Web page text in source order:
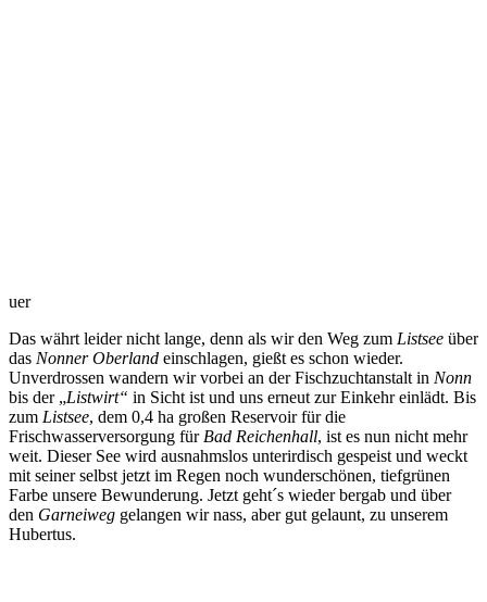
Das währt leider nicht lange, denn als wir den Weg zum Listsee über
das Nonner Oberland einschlagen, gießt es schon wieder.
Unverdrossen wandern wir vorbei an der Fischzuchtanstalt in Nonn
bis der „Listwirt“ in Sicht ist und uns erneut zur Einkehr einlädt. Bis
zum Listsee, dem 0,4 ha großen Reservoir für die
Frischwasserversorgung für Bad Reichenhall, ist es nun nicht mehr
weit. Dieser See wird ausnahmslos unterirdisch gespeist und weckt
mit seiner selbst jetzt im Regen noch wunderschönen, tiefgrünen
Farbe unsere Bewunderung. Jetzt geht´s wieder bergab und über
den Garneiweg gelangen wir nass, aber gut gelaunt, zu unserem
Hubertus.